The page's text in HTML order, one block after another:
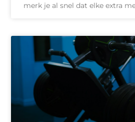
merk je al snel dat elke extra